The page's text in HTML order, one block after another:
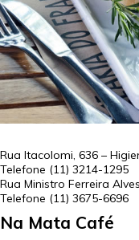
Rua Itacolomi, 636 –
Telefone (11) 3214-1295
Rua Ministro Ferreira
Telefone (11) 3675-6696
Na Mata Café